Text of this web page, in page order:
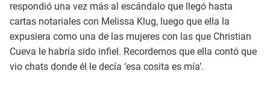
respondió una vez más al escándalo que llegó hasta
cartas notariales con Melissa Klug, luego que ella la
expusiera como una de las mujeres con las que Christian
Cueva le habría sido infiel. Recordemos que ella contó que
vio chats donde él le decía ‘esa cosita es mía’.